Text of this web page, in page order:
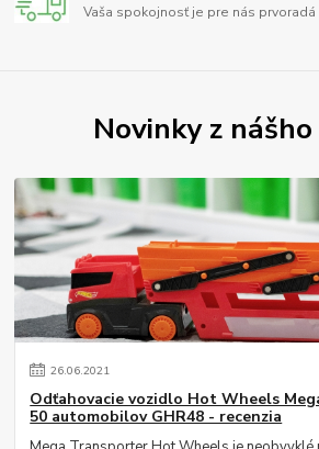
Vaša spokojnosť je pre nás prvoradá
Novinky z
26.06.2021
Odťahovacie vozidlo Hot Wheels
50 automobilov GHR48 - recenzia